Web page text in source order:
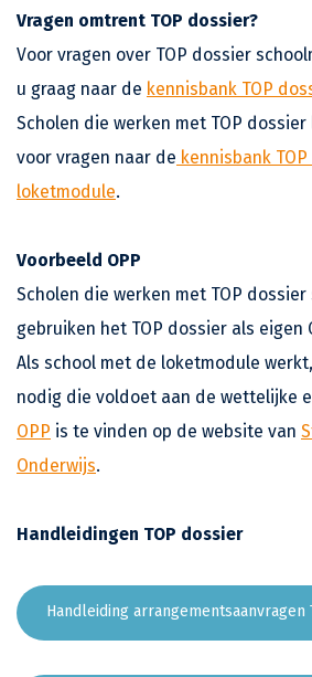
Vragen omtrent TOP dossier?
Voor vragen over TOP dossier
u graag naar de kennisbank TOP
Scholen die werken met TOP
voor vragen naar de kennisbank
loketmodule.
Voorbeeld OPP
Scholen die werken met TOP
gebruiken het TOP dossier als eigen
Als school met de loketmodule
nodig die voldoet aan de wettelijke
OPP is te vinden op de website van
Onderwijs.
Handleidingen TOP dossier
Handleiding